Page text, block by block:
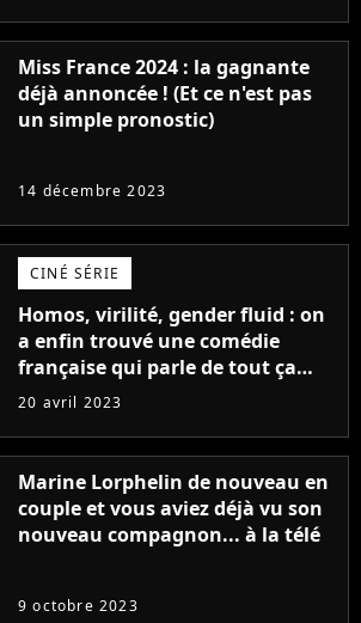
Miss France 2024 : la gagnante
déjà annoncée ! (Et ce n'est pas
un simple pronostic)
14 décembre 2023
CINÉ SÉRIE
Homos, virilité, gender fluid : on
a enfin trouvé une comédie
française qui parle de tout ça
sans être super ringarde
20 avril 2023
Marine Lorphelin de nouveau en
couple et vous aviez déjà vu son
nouveau compagnon... à la télé
9 octobre 2023